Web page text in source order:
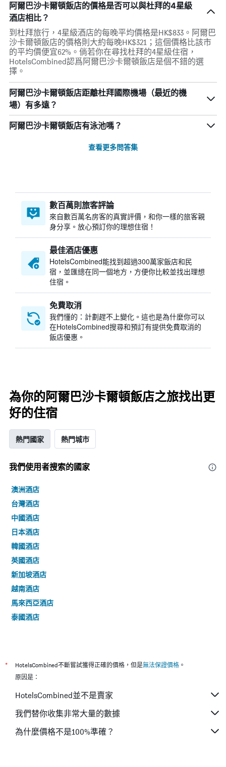
阿爾巴沙卡爾頓飯店的價格是否可以與杜拜的4星級
酒店相比？
到杜拜旅行，4星級酒店的每晚平均價格是HK$833。阿爾巴
沙卡爾頓飯店的價格則大約每晚HK$321；這個價格比該市
的平均價便宜62%。倘若你在尋找杜拜的4星級住宿，
HotelsCombined認爲阿爾巴沙卡爾頓飯店是個不錯的選
擇。
阿爾巴沙卡爾頓飯店距離杜拜國際機場（最近的機
場）有多遠？
阿爾巴沙卡爾頓飯店有泳池嗎？
查看更多問答集
數百萬則旅客評論
來自數百萬名房客的真實評價，和你一樣的旅客親
身分享。放心預訂你的理想住宿！
最佳酒店優惠
HotelsCombined​能找到超過300萬家飯店和民
宿，並匯總在同一個地方，方便你比較並找出理想
住宿。
免費取消
我們懂的：計劃趕不上變化。這也是為什麼你可以
在HotelsCombined搜尋和預訂有提供免費取消的
飯店優惠。
為你的阿爾巴沙卡爾頓飯店之旅找出更
好的住宿
熱門國家 熱門城市
我們使用者搜索的國家
澳洲酒店
台灣酒店
中國酒店
日本酒店
韓國酒店
英國酒店
新加坡酒店
越南酒店
馬來西亞酒店
泰國酒店
* HotelsCombined不斷嘗試獲得正確的價格，但是無法保證價格 。
原因是：
HotelsCombined並不是賣家
我們替你收集非常大量的數據
為什麼價格不是100%準確？